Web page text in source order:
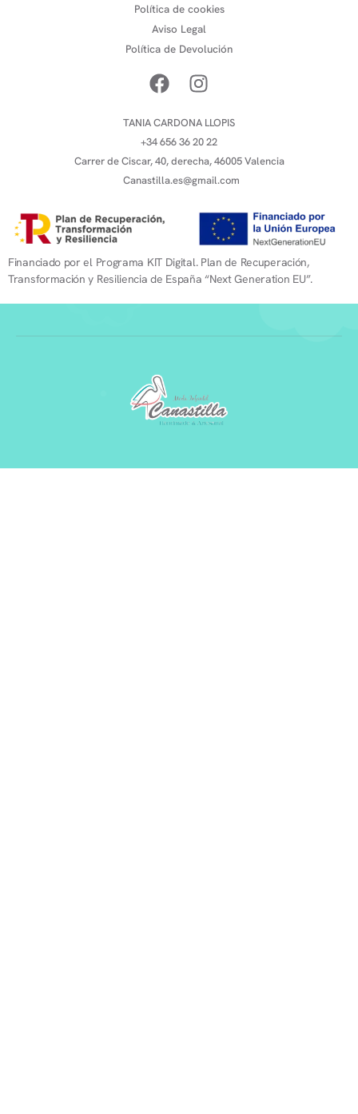
Política de cookies
Aviso Legal
Política de Devolución
TANIA CARDONA LLOPIS
+34 656 36 20 22
Carrer de Ciscar, 40, derecha, 46005 Valencia
Canastilla.es@gmail.com
Financiado por el Programa KIT Digital. Plan de Recuperación,
Transformación y Resiliencia de España “Next Generation EU”.